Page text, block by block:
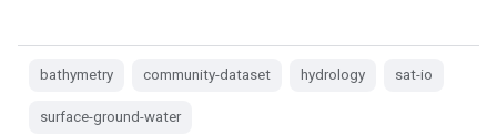
bathymetry community-dataset hydrology sat-io
surface-ground-water